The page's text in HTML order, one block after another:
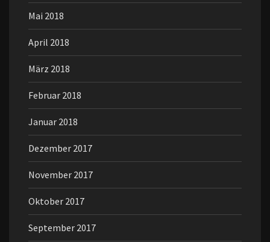
Mai 2018
April 2018
März 2018
Februar 2018
Januar 2018
Dezember 2017
November 2017
Oktober 2017
September 2017